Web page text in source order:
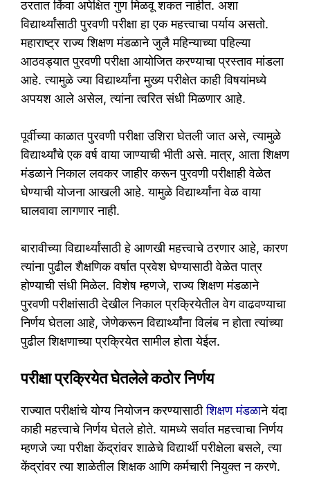
ठरतात किंवा अपेक्षित गुण मिळवू शकत नाहीत. अशा
विद्यार्थ्यांसाठी पुरवणी परीक्षा हा एक महत्त्वाचा पर्याय असतो.
महाराष्ट्र राज्य शिक्षण मंडळाने जुलै महिन्याच्या पहिल्या
आठवड्यात पुरवणी परीक्षा आयोजित करण्याचा प्रस्ताव मांडला
आहे. त्यामुळे ज्या विद्यार्थ्यांना मुख्य परीक्षेत काही विषयांमध्ये
अपयश आले असेल, त्यांना त्वरित संधी मिळणार आहे.
पूर्वीच्या काळात पुरवणी परीक्षा उशिरा घेतली जात असे, त्यामुळे
विद्यार्थ्यांचे एक वर्ष वाया जाण्याची भीती असे. मात्र, आता शिक्षण
मंडळाने निकाल लवकर जाहीर करून पुरवणी परीक्षाही वेळेत
घेण्याची योजना आखली आहे. यामुळे विद्यार्थ्यांना वेळ वाया
घालवावा लागणार नाही.
बारावीच्या विद्यार्थ्यांसाठी हे आणखी महत्त्वाचे ठरणार आहे, कारण
त्यांना पुढील शैक्षणिक वर्षात प्रवेश घेण्यासाठी वेळेत पात्र
होण्याची संधी मिळेल. विशेष म्हणजे, राज्य शिक्षण मंडळाने
पुरवणी परीक्षांसाठी देखील निकाल प्रक्रियेतील वेग वाढवण्याचा
निर्णय घेतला आहे, जेणेकरून विद्यार्थ्यांना विलंब न होता त्यांच्या
पुढील शिक्षणाच्या प्रक्रियेत सामील होता येईल.
परीक्षा प्रक्रियेत घेतलेले कठोर निर्णय
राज्यात परीक्षांचे योग्य नियोजन करण्यासाठीशिक्षण मंडळाने यंदा
काही महत्त्वाचे निर्णय घेतले होते. यामध्ये सर्वात महत्त्वाचा निर्णय
म्हणजे ज्या परीक्षा केंद्रांवर शाळेचे विद्यार्थी परीक्षेला बसले, त्या
केंद्रांवर त्या शाळेतील शिक्षक आणि कर्मचारी नियुक्त न करणे.